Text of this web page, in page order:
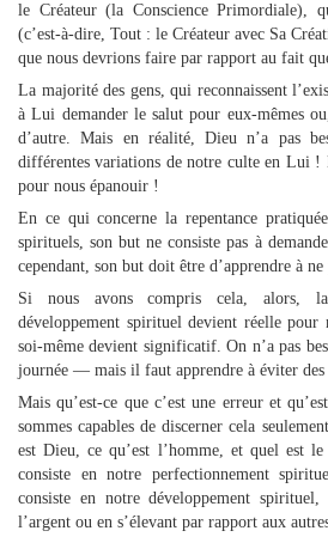
le Créateur (la Conscience Primordiale),
(c’est-à-dire, Tout : le Créateur avec Sa
que nous devrions faire par rapport au fait
La majorité des gens, qui reconnaissent
à Lui demander le salut pour eux-mêmes
d’autre. Mais en réalité, Dieu n’a pas
différentes variations de notre culte en Lui !
pour nous épanouir !
En ce qui concerne la repentance
spirituels, son but ne consiste pas à
cependant, son but doit être d’apprendre à ne
Si nous avons compris cela, alors, la
développement spirituel devient réelle
soi-même devient significatif. On n’a pas
journée — mais il faut apprendre à éviter des
Mais qu’est-ce que c’est une erreur et
sommes capables de discerner cela
est Dieu, ce qu’est l’homme, et quel est
consiste en notre perfectionnement
consiste en notre développement
l’argent ou en s’élevant par rapport aux